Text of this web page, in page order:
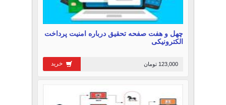
چهل و هفت صفحه تحقیق درباره امنیت پرداخت
الکترونیکی
خرید 123,000 تومان